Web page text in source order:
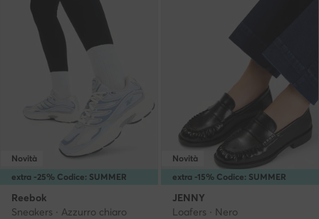
extra -25% Codice: SUMMER
Novità
Reebok
Sneakers · Azzurro chiaro
extra -15% Codice: SUMMER
Novità
JENNY
Loafers · Nero